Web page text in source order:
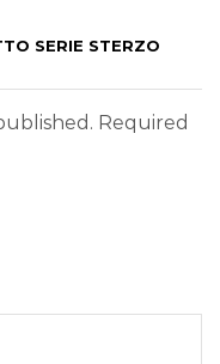
SERIE STERZO
Required